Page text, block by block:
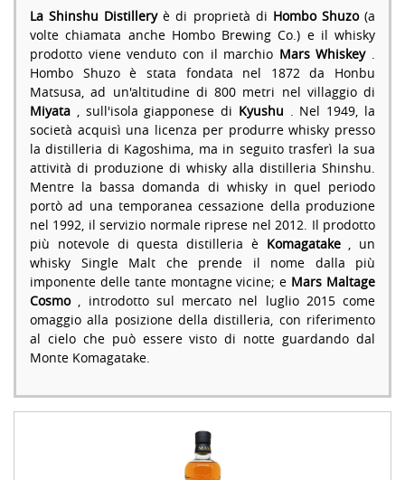
La Shinshu Distilleryè di proprietà di Hombo Shuzo(a
volte chiamata anche Hombo Brewing Co.) e il whisky
prodotto viene venduto con il marchio Mars Whiskey.
Hombo Shuzo è stata fondata nel 1872 da Honbu
Matsusa, ad un'altitudine di 800 metri nel villaggio di
Miyata , sull'isola giapponese di Kyushu . Nel 1949, la
società acquisì una licenza per produrre whisky presso
la distilleria di Kagoshima, ma in seguito trasferì la sua
attività di produzione di whisky alla distilleria Shinshu.
Mentre la bassa domanda di whisky in quel periodo
portò ad una temporanea cessazione della produzione
nel 1992, il servizio normale riprese nel 2012. Il prodotto
più notevole di questa distilleria è Komagatake, un
whisky Single Malt che prende il nome dalla più
imponente delle tante montagne vicine; e Mars Maltage
Cosmo, introdotto sul mercato nel luglio 2015 come
omaggio alla posizione della distilleria, con riferimento
al cielo che può essere visto di notte guardando dal
Monte Komagatake.